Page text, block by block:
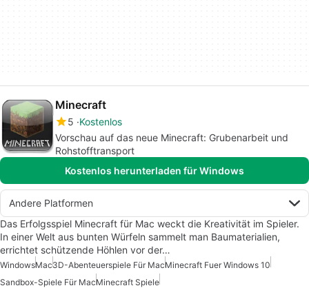
Minecraft
5 Kostenlos
Vorschau auf das neue Minecraft: Grubenarbeit und
Rohstofftransport
Kostenlos herunterladen für Windows
Andere Platformen
Das Erfolgsspiel Minecraft für Mac weckt die Kreativität im Spieler.
In einer Welt aus bunten Würfeln sammelt man Baumaterialien,
errichtet schützende Höhlen vor der…
WindowsMac3D-Abenteuerspiele Für MacMinecraft Fuer Windows 10
Sandbox-Spiele Für MacMinecraft Spiele